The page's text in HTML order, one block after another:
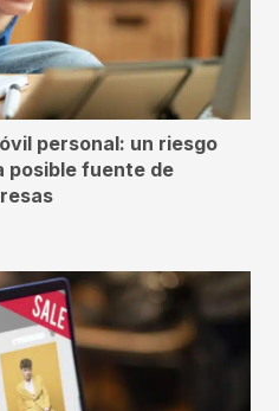
personal: un riesgo
posible fuente de